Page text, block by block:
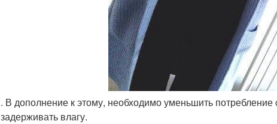
. В дополнение к этому, необходимо уменьшить
задерживать влагу.